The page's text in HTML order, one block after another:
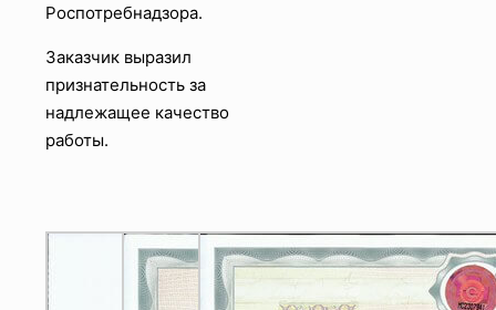
Роспотребнадзора.
Заказчик выразил
признательность за
надлежащее качество
работы.